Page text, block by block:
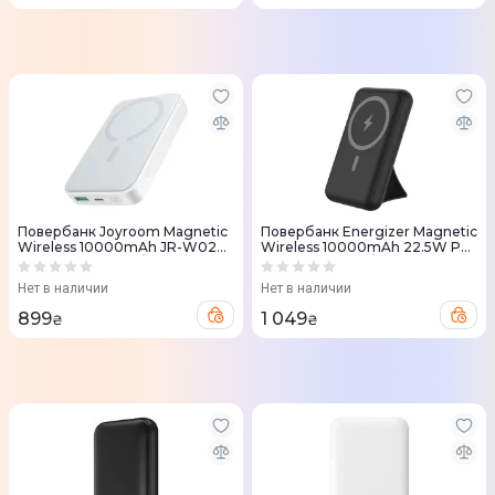
Повербанк Joyroom Magnetic
Wireless 10000mAh JR-W020
20W QC USB-C In/Out белый
Нет в наличии
899₴
Повербанк Energizer Magnetic
Wireless 10000mAh 22.5W PD
USB-A, USB-C In/Out, черный
Нет в наличии
1 049₴